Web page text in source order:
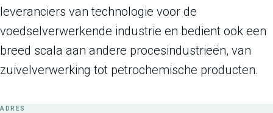
leveranciers van technologie voor de
voedselverwerkende industrie en bedient ook een
breed scala aan andere procesindustrieën, van
zuivelverwerking tot petrochemische producten.
ADRES